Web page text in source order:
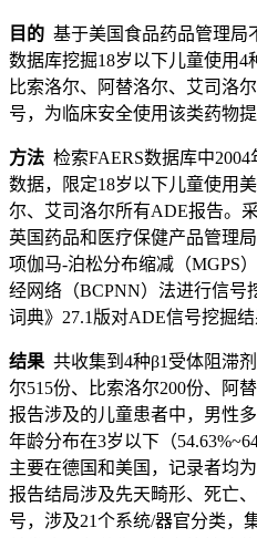
目的 基于美国食品药品管理局
数据库挖掘18岁以下儿童使用4
比索洛尔、阿替洛尔、艾司洛
号，为临床安全使用该类药物提
方法 检索FAERS数据库中
数据，限定18岁以下儿童使用
尔、艾司洛尔所有ADE报告。
英国药品和医疗保健产品管理
项伽马-泊松分布缩减（MGPS
经网络（BCPNN）法进行信号
词典》27.1版对ADE信号挖掘结
结果 共收集到4种β1受体阻滞
尔515份、比索洛尔200份、阿
报告涉及的儿童患者中，男性多
年龄分布在3岁以下（
主要在德国和美国，记录者均
报告结局涉及先天畸形、死亡
号，涉及21个系统/器官分类，